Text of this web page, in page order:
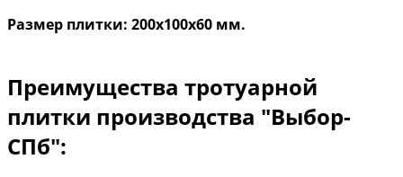
Размер плитки: 200х100х60 мм.
Преимущества тротуарной
плитки производства "Выбор-
СПб":